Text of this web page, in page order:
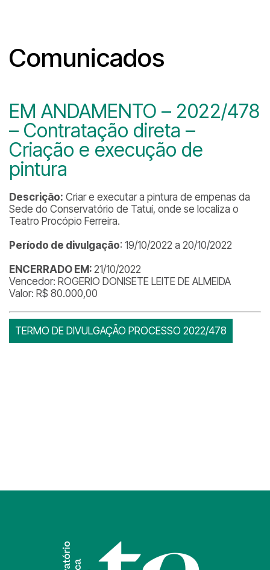
Comunicados
EM ANDAMENTO – 2022/478
– Contratação direta –
Criação e execução de
pintura
Descrição: Criar e executar a pintura de empenas da
Sede do Conservatório de Tatuí, onde se localiza o
Teatro Procópio Ferreira.
Período de divulgação: 19/10/2022 a 20/10/2022
ENCERRADO EM: 21/10/2022
Vencedor: ROGERIO DONISETE LEITE DE ALMEIDA
Valor: R$ 80.000,00
TERMO DE DIVULGAÇÃO PROCESSO 2022/478